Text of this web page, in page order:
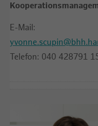
E-Mail:
Telefon: 040 428791